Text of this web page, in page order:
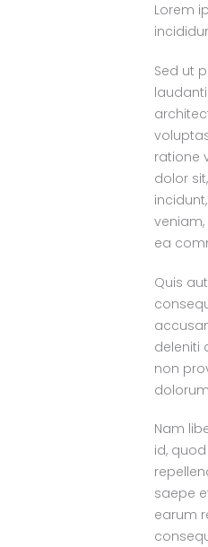
Lorem
Sed ut
ratione
dolor
ea
Quis
deleniti
non
Nam
id,
saepe
earum